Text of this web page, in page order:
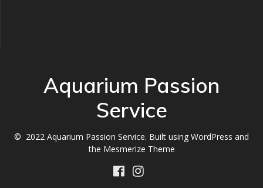
Aquarium Passion
Service
© 2022 Aquarium Passion Service. Built using WordPress and
the Mesmerize Theme